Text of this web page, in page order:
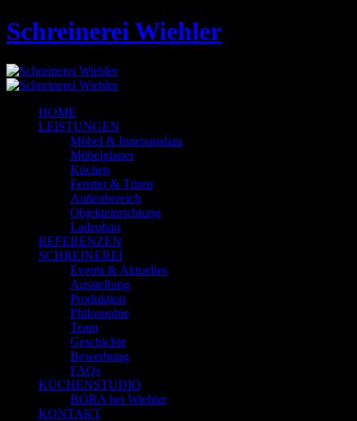
Schreinerei Wiehler
HOME
LEISTUNGEN
Möbel & Innenausbau
Möbelplaner
Küchen
Fenster & Türen
Außenbereich
Objekteinrichtung
Ladenbau
REFERENZEN
SCHREINEREI
Events & Aktuelles
Ausstellung
Produktion
Philosophie
Team
Geschichte
Bewerbung
FAQs
KÜCHENSTUDIO
BORA bei Wiehler
KONTAKT